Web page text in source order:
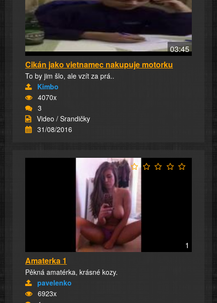
03:45
Cikán jako vietnamec nakupuje motorku
To by jim šlo, ale vzít za prá..
Kimbo
4070x
3
Video / Srandičky
31/08/2016
1
Amaterka 1
Pěkná amatérka, krásné kozy.
pavelenko
6923x